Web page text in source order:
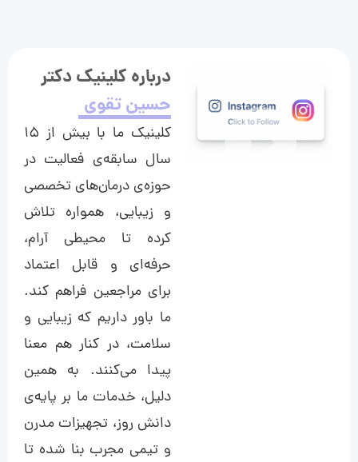
درباره کلینیک دکتر
حسین تقوی
کلینیک ما با بیش از ۱۵
سال سابقه‌ی فعالیت در
حوزه‌ی درمان‌های تخصصی
و زیبایی، همواره تلاش
کرده تا محیطی آرام،
حرفه‌ای و قابل اعتماد
برای مراجعین فراهم کند.
ما باور داریم که زیبایی و
سلامت، در کنار هم معنا
پیدا می‌کنند. به همین
دلیل، خدمات ما بر پایه‌ی
دانش روز، تجهیزات مدرن
و تیمی مجرب بنا شده تا